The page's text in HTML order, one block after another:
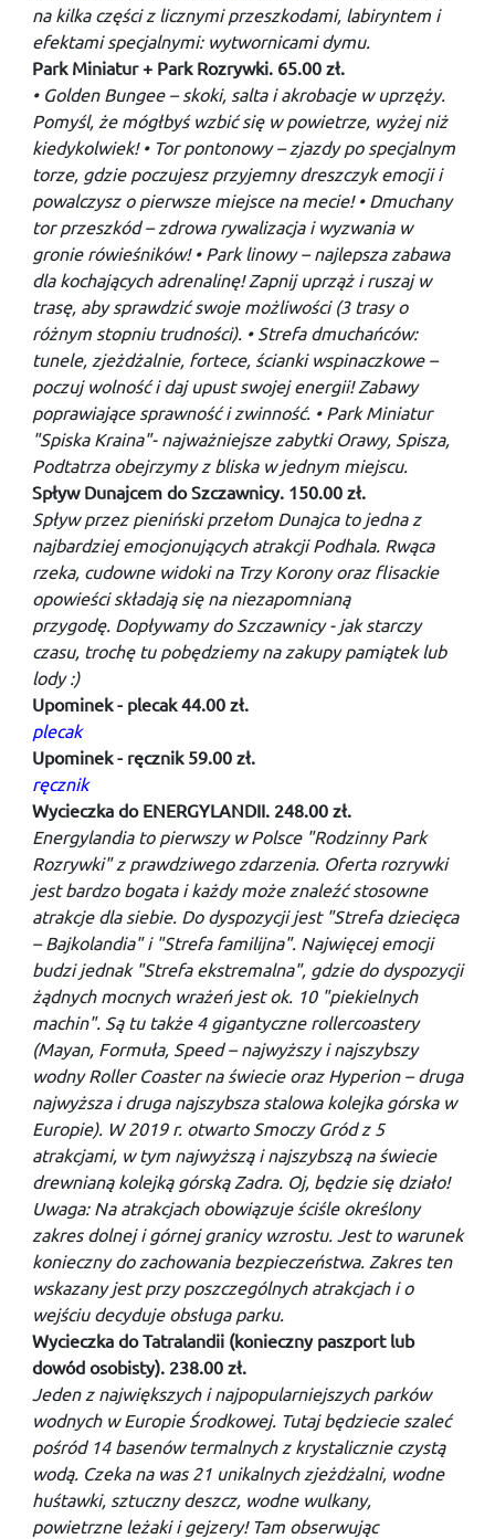
na kilka części z licznymi przeszkodami, labiryntem i
efektami specjalnymi: wytwornicami dymu.
Park Miniatur + Park Rozrywki. 65.00 zł.
• Golden Bungee – skoki, salta i akrobacje w uprzęży.
Pomyśl, że mógłbyś wzbić się w powietrze, wyżej niż
kiedykolwiek! • Tor pontonowy – zjazdy po specjalnym
torze, gdzie poczujesz przyjemny dreszczyk emocji i
powalczysz o pierwsze miejsce na mecie! • Dmuchany
tor przeszkód – zdrowa rywalizacja i wyzwania w
gronie rówieśników! • Park linowy – najlepsza zabawa
dla kochających adrenalinę! Zapnij uprząż i ruszaj w
trasę, aby sprawdzić swoje możliwości (3 trasy o
różnym stopniu trudności). • Strefa dmuchańców:
tunele, zjeżdżalnie, fortece, ścianki wspinaczkowe –
poczuj wolność i daj upust swojej energii! Zabawy
poprawiające sprawność i zwinność. • Park Miniatur
"Spiska Kraina"- najważniejsze zabytki Orawy, Spisza,
Podtatrza obejrzymy z bliska w jednym miejscu.
Spływ Dunajcem do Szczawnicy. 150.00 zł.
Spływ przez pieniński przełom Dunajca to jedna z
najbardziej emocjonujących atrakcji Podhala. Rwąca
rzeka, cudowne widoki na Trzy Korony oraz flisackie
opowieści składają się na niezapomnianą
przygodę. Dopływamy do Szczawnicy - jak starczy
czasu, trochę tu pobędziemy na zakupy pamiątek lub
lody :)
Upominek - plecak 44.00 zł.
plecak
Upominek - ręcznik 59.00 zł.
ręcznik
Wycieczka do ENERGYLANDII. 248.00 zł.
Energylandia to pierwszy w Polsce "Rodzinny Park
Rozrywki" z prawdziwego zdarzenia. Oferta rozrywki
jest bardzo bogata i każdy może znaleźć stosowne
atrakcje dla siebie. Do dyspozycji jest "Strefa dziecięca
– Bajkolandia" i "Strefa familijna". Najwięcej emocji
budzi jednak "Strefa ekstremalna", gdzie do dyspozycji
żądnych mocnych wrażeń jest ok. 10 "piekielnych
machin". Są tu także 4 gigantyczne rollercoastery
(Mayan, Formuła, Speed – najwyższy i najszybszy
wodny Roller Coaster na świecie oraz Hyperion – druga
najwyższa i druga najszybsza stalowa kolejka górska w
Europie). W 2019 r. otwarto Smoczy Gród z 5
atrakcjami, w tym najwyższą i najszybszą na świecie
drewnianą kolejką górską Zadra. Oj, będzie się działo!
Uwaga: Na atrakcjach obowiązuje ściśle określony
zakres dolnej i górnej granicy wzrostu. Jest to warunek
konieczny do zachowania bezpieczeństwa. Zakres ten
wskazany jest przy poszczególnych atrakcjach i o
wejściu decyduje obsługa parku.
Wycieczka do Tatralandii (konieczny paszport lub
dowód osobisty). 238.00 zł.
Jeden z największych i najpopularniejszych parków
wodnych w Europie Środkowej. Tutaj będziecie szaleć
pośród 14 basenów termalnych z krystalicznie czystą
wodą. Czeka na was 21 unikalnych zjeżdżalni, wodne
huśtawki, sztuczny deszcz, wodne wulkany,
powietrzne leżaki i gejzery! Tam obserwując